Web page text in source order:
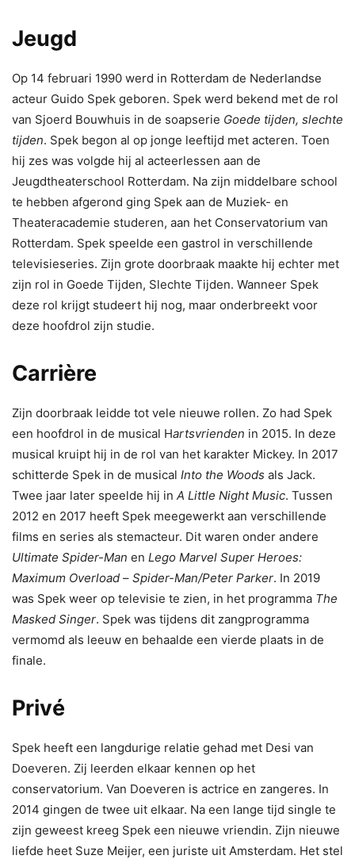
Jeugd
Op 14 februari 1990 werd in Rotterdam de Nederlandse
acteur Guido Spek geboren. Spek werd bekend met de rol
van Sjoerd Bouwhuis in de soapserie Goede tijden, slechte
tijden. Spek begon al op jonge leeftijd met acteren. Toen
hij zes was volgde hij al acteerlessen aan de
Jeugdtheaterschool Rotterdam. Na zijn middelbare school
te hebben afgerond ging Spek aan de Muziek- en
Theateracademie studeren, aan het Conservatorium van
Rotterdam. Spek speelde een gastrol in verschillende
televisieseries. Zijn grote doorbraak maakte hij echter met
zijn rol in Goede Tijden, Slechte Tijden. Wanneer Spek
deze rol krijgt studeert hij nog, maar onderbreekt voor
deze hoofdrol zijn studie.
Carrière
Zijn doorbraak leidde tot vele nieuwe rollen. Zo had Spek
een hoofdrol in de musical Hartsvrienden in 2015. In deze
musical kruipt hij in de rol van het karakter Mickey. In 2017
schitterde Spek in de musical Into the Woods als Jack.
Twee jaar later speelde hij in A Little Night Music. Tussen
2012 en 2017 heeft Spek meegewerkt aan verschillende
films en series als stemacteur. Dit waren onder andere
Ultimate Spider-Man en Lego Marvel Super Heroes:
Maximum Overload – Spider-Man/Peter Parker. In 2019
was Spek weer op televisie te zien, in het programma The
Masked Singer. Spek was tijdens dit zangprogramma
vermomd als leeuw en behaalde een vierde plaats in de
finale.
Privé
Spek heeft een langdurige relatie gehad met Desi van
Doeveren. Zij leerden elkaar kennen op het
conservatorium. Van Doeveren is actrice en zangeres. In
2014 gingen de twee uit elkaar. Na een lange tijd single te
zijn geweest kreeg Spek een nieuwe vriendin. Zijn nieuwe
liefde heet Suze Meijer, een juriste uit Amsterdam. Het stel